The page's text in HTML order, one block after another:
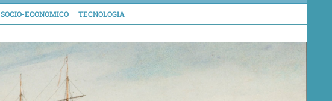
SOCIO-ECONOMICO TECNOLOGIA